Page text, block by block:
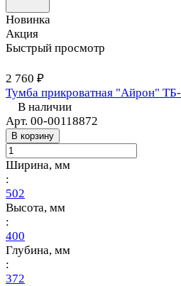
Новинка
Акция
Быстрый просмотр
2 760 ₽
Тумба прикроватная "Айрон"
В наличии
Арт. 00-00118872
В корзину
Ширина, мм
:
502
Высота, мм
:
400
Глубина, мм
:
372